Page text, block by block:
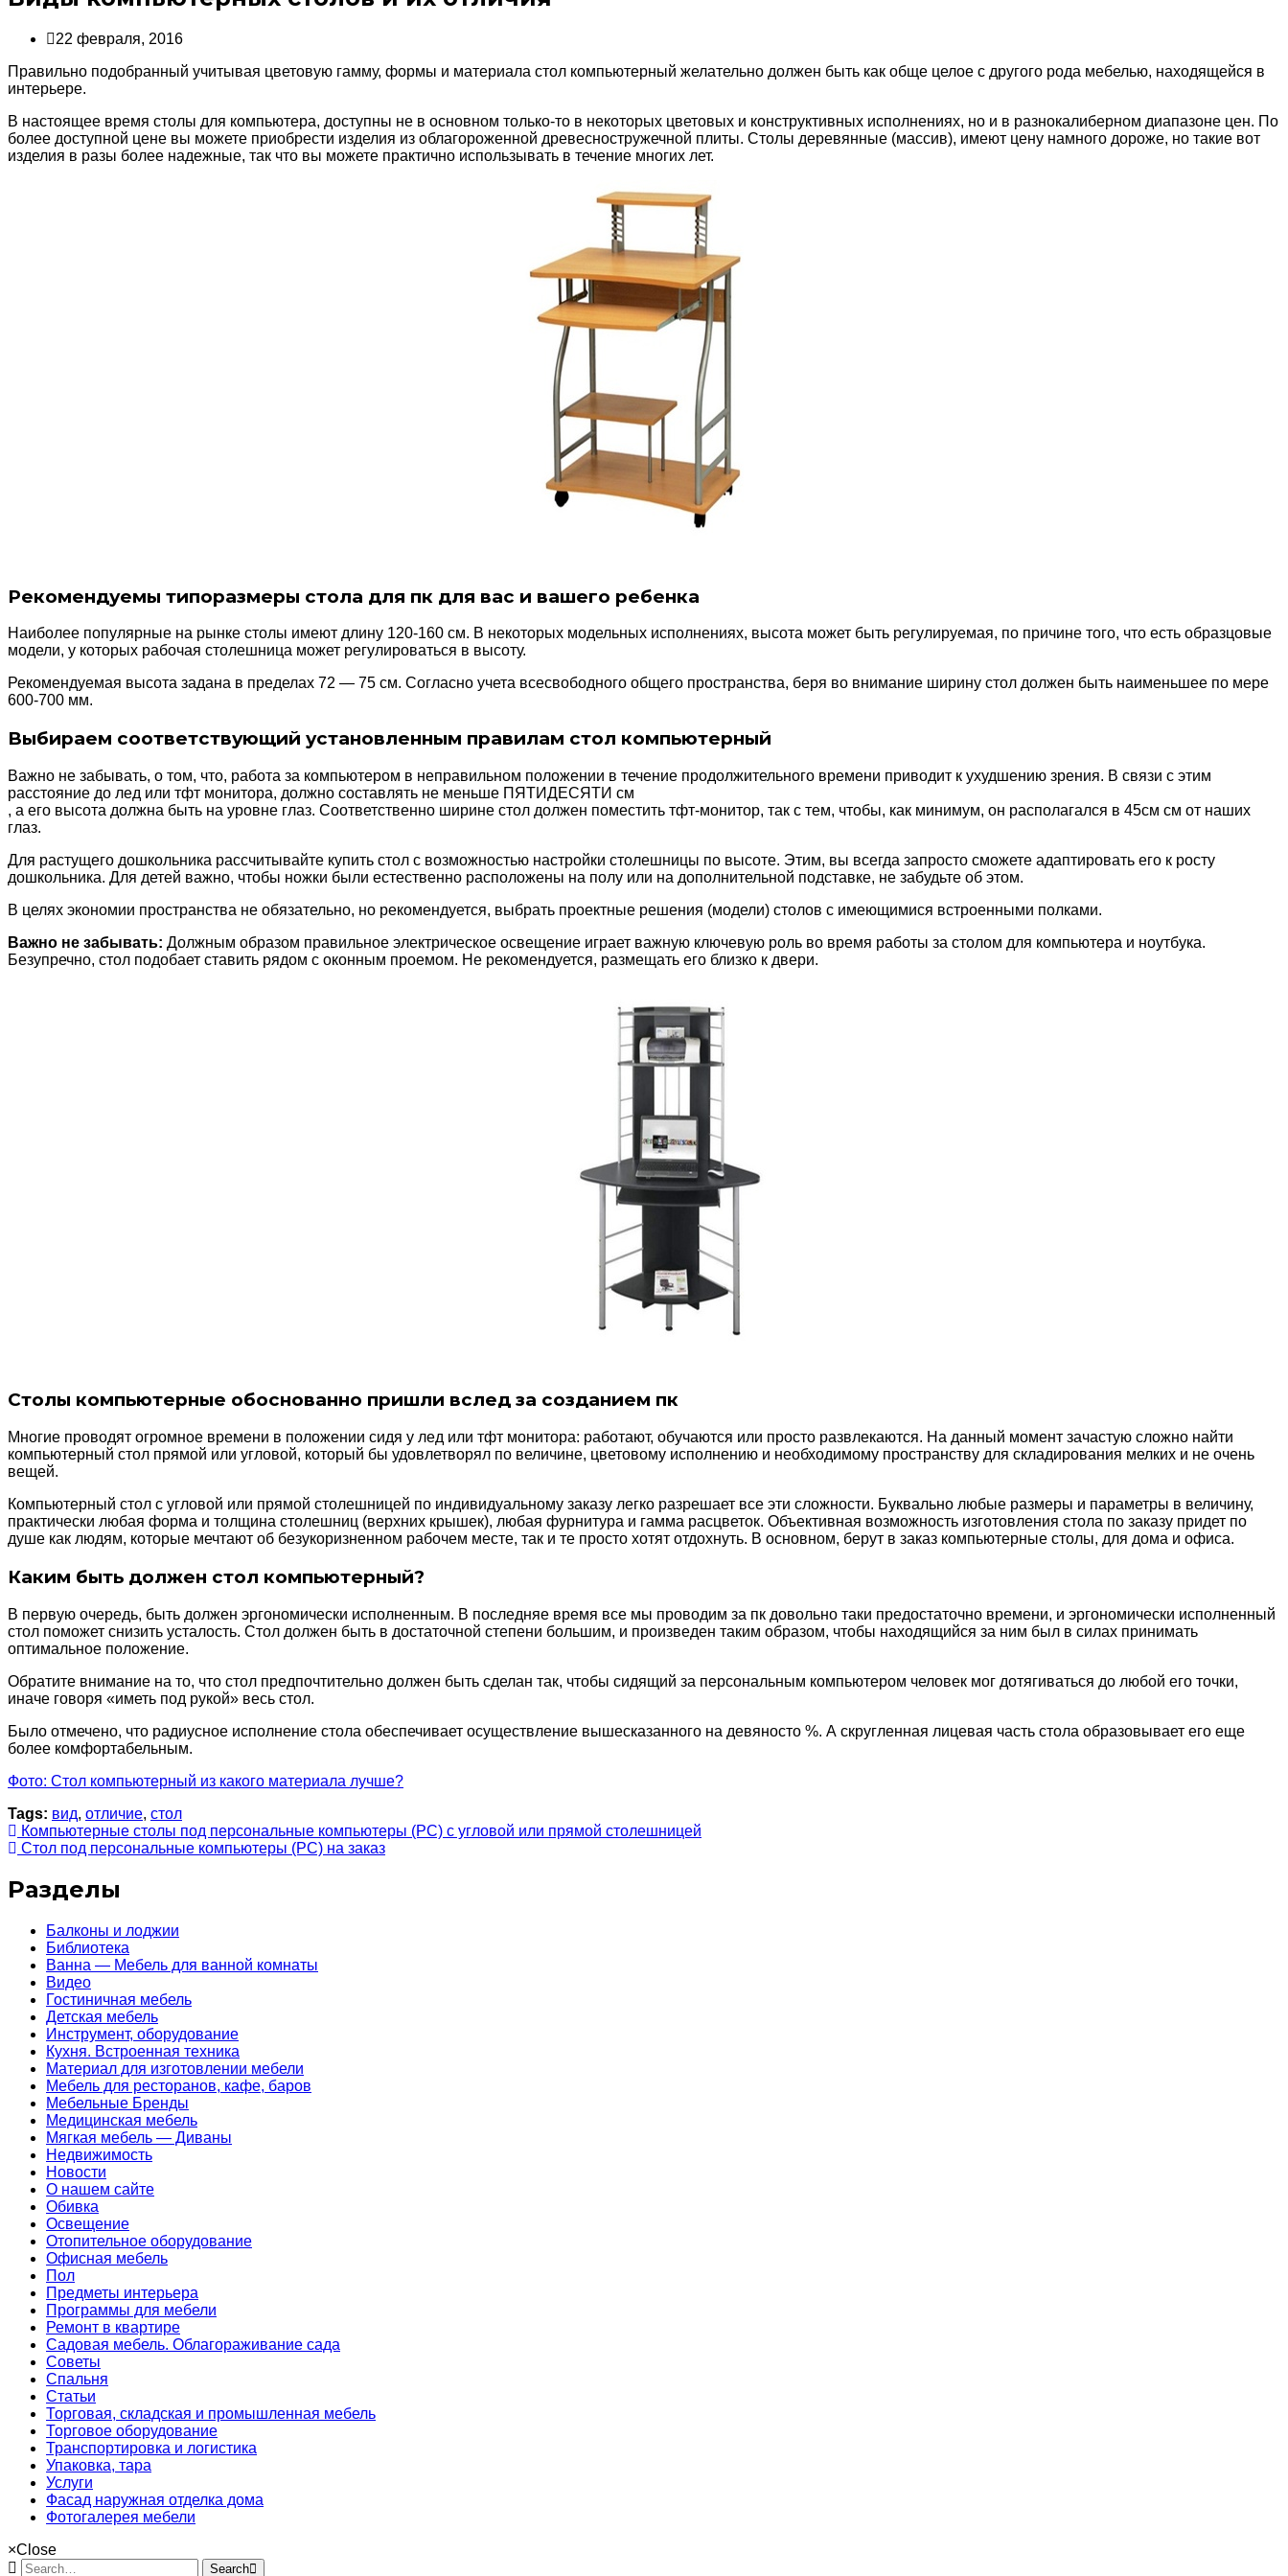
22 февраля, 2016
Правильно подобранный учитывая цветовую гамму, формы и материала стол компьютерный желательно должен быть как обще целое с другого рода мебелью, находящейся в
интерьере.
В настоящее время столы для компьютера, доступны не в основном только-то в некоторых цветовых и конструктивных исполнениях, но и в разнокалиберном диапазоне цен. По
более доступной цене вы можете приобрести изделия из облагороженной древесностружечной плиты. Столы деревянные (массив), имеют цену намного дороже, но такие вот
изделия в разы более надежные, так что вы можете практично использывать в течение многих лет.
Рекомендуемы типоразмеры стола для пк для вас и вашего ребенка
Наиболее популярные на рынке столы имеют длину 120-160 см. В некоторых модельных исполнениях, высота может быть регулируемая, по причине того, что есть образцовые
модели, у которых рабочая столешница может регулироваться в высоту.
Рекомендуемая высота задана в пределах 72 — 75 см. Согласно учета всесвободного общего пространства, беря во внимание ширину стол должен быть наименьшее по мере
600-700 мм.
Выбираем соответствующий установленным правилам стол компьютерный
Важно не забывать, о том, что, работа за компьютером в неправильном положении в течение продолжительного времени приводит к ухудшению зрения. В связи с этим
расстояние до лед или тфт монитора, должно составлять не меньше ПЯТИДЕСЯТИ см
, а его высота должна быть на уровне глаз. Соответственно ширине стол должен поместить тфт-монитор, так с тем, чтобы, как минимум, он располагался в 45см см от наших
глаз.
Для растущего дошкольника рассчитывайте купить стол с возможностью настройки столешницы по высоте. Этим, вы всегда запросто сможете адаптировать его к росту
дошкольника. Для детей важно, чтобы ножки были естественно расположены на полу или на дополнительной подставке, не забудьте об этом.
В целях экономии пространства не обязательно, но рекомендуется, выбрать проектные решения (модели) столов с имеющимися встроенными полками.
Важно не забывать: Должным образом правильное электрическое освещение играет важную ключевую роль во время работы за столом для компьютера и ноутбука.
Безупречно, стол подобает ставить рядом с оконным проемом. Не рекомендуется, размещать его близко к двери.
Столы компьютерные обоснованно пришли вслед за созданием пк
Многие проводят огромное времени в положении сидя у лед или тфт монитора: работают, обучаются или просто развлекаются. На данный момент зачастую сложно найти
компьютерный стол прямой или угловой, который бы удовлетворял по величине, цветовому исполнению и необходимому пространству для складирования мелких и не очень
вещей.
Компьютерный стол с угловой или прямой столешницей по индивидуальному заказу легко разрешает все эти сложности. Буквально любые размеры и параметры в величину,
практически любая форма и толщина столешниц (верхних крышек), любая фурнитура и гамма расцветок. Объективная возможность изготовления стола по заказу придет по
душе как людям, которые мечтают об безукоризненном рабочем месте, так и те просто хотят отдохнуть. В основном, берут в заказ компьютерные столы, для дома и офиса.
Каким быть должен стол компьютерный?
В первую очередь, быть должен эргономически исполненным. В последняе время все мы проводим за пк довольно таки предостаточно времени, и эргономически исполненный
стол поможет снизить усталость. Стол должен быть в достаточной степени большим, и произведен таким образом, чтобы находящийся за ним был в силах принимать
оптимальное положение.
Обратите внимание на то, что стол предпочтительно должен быть сделан так, чтобы сидящий за персональным компьютером человек мог дотягиваться до любой его точки,
иначе говоря «иметь под рукой» весь стол.
Было отмечено, что радиусное исполнение стола обеспечивает осуществление вышесказанного на девяносто %. А скругленная лицевая часть стола образовывает его еще
более комфортабельным.
Фото: Стол компьютерный из какого материала лучше?
Tags: вид, отличие, стол
Компьютерные столы под персональные компьютеры (PC) с угловой или прямой столешницей
Стол под персональные компьютеры (PC) на заказ
Разделы
Балконы и лоджии
Библиотека
Ванна — Мебель для ванной комнаты
Видео
Гостиничная мебель
Детская мебель
Инструмент, оборудование
Кухня. Встроенная техника
Материал для изготовлении мебели
Мебель для ресторанов, кафе, баров
Мебельные Бренды
Медицинская мебель
Мягкая мебель — Диваны
Недвижимость
Новости
О нашем сайте
Обивка
Освещение
Отопительное оборудование
Офисная мебель
Пол
Предметы интерьера
Программы для мебели
Ремонт в квартире
Садовая мебель. Облагораживание сада
Советы
Спальня
Статьи
Торговая, складская и промышленная мебель
Торговое оборудование
Транспортировка и логистика
Упаковка, тара
Услуги
Фасад наружная отделка дома
Фотогалерея мебели
×Close
Search